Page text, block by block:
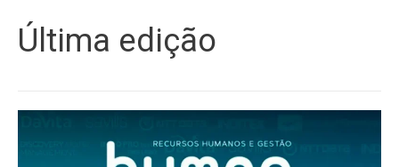
Última edição